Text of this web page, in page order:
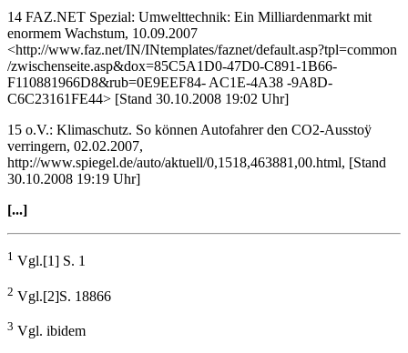
14 FAZ.NET Spezial: Umwelttechnik: Ein Milliardenmarkt mit
enormem Wachstum, 10.09.2007
<http://www.faz.net/IN/INtemplates/faznet/default.asp?tpl=common
/zwischenseite.asp&dox=85C5A1D0-47D0-C891-1B66-
F110881966D8&rub=0E9EEF84- AC1E-4A38 -9A8D-
C6C23161FE44> [Stand 30.10.2008 19:02 Uhr]
15 o.V.: Klimaschutz. So können Autofahrer den CO2-Ausstoÿ
verringern, 02.02.2007,
http://www.spiegel.de/auto/aktuell/0,1518,463881,00.html, [Stand
30.10.2008 19:19 Uhr]
[...]
1 Vgl.[1] S. 1
2 Vgl.[2]S. 18866
3 Vgl. ibidem